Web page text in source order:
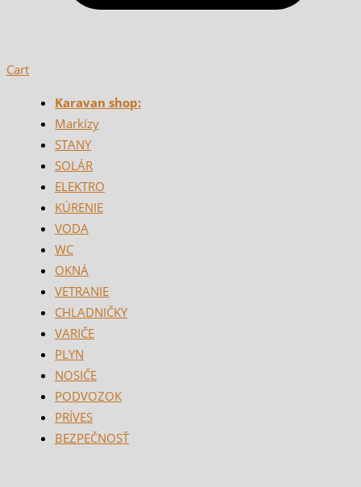
Cart
Karavan shop:
Markízy
STANY
SOLÁR
ELEKTRO
KÚRENIE
VODA
WC
OKNÁ
VETRANIE
CHLADNIČKY
VARIČE
PLYN
NOSIČE
PODVOZOK
PRÍVES
BEZPEČNOSŤ